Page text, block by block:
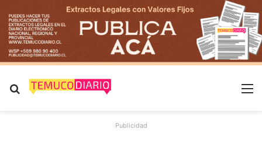
Buscar por
Publicidad